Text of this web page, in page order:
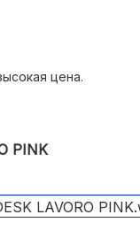
цена.
PINK